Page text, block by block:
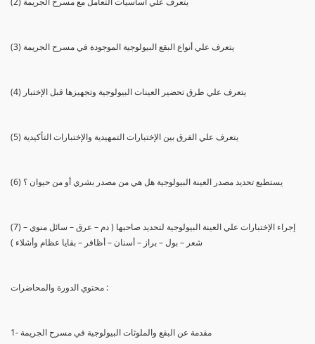
(3) يتعرف علي أنواع البقع البيولوجية الموجودة في مسرح الجريمة
(4) يتعرف علي طرق تحضير العينات البيولوجية وتجهيزها قبل الإختبار
(5) يتعرف علي الفرق بين الإختبارات التمهيدية والإختبارات التأكيدية
(6) يستطيع تحديد مصدر العينة البيولوجية هل هي من مصدر بشري أو من حيوان ؟
(7) إجراء الإختبارات علي العينة البيولوجية لتحديد صاحبها ( دم – عرق – سائل منوي –
شعر – بول – براز – أسنان – أظافر – بقايا عظام وأشلاء )
محتوي الدورة والمحاضرات :
1- مقدمة عن البقع والملوثات البيولوجية في مسرح الجريمة